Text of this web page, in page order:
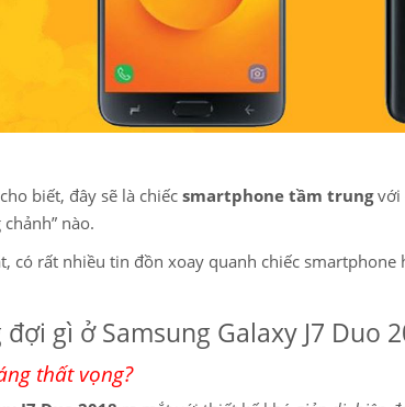
biết, đây sẽ là chiếcsmartphone tầm trungvới
nào.
có rất nhiều tin đồn xoay quanh chiếc smartphone
gì ở Samsung Galaxy J7 Duo
thất vọng?